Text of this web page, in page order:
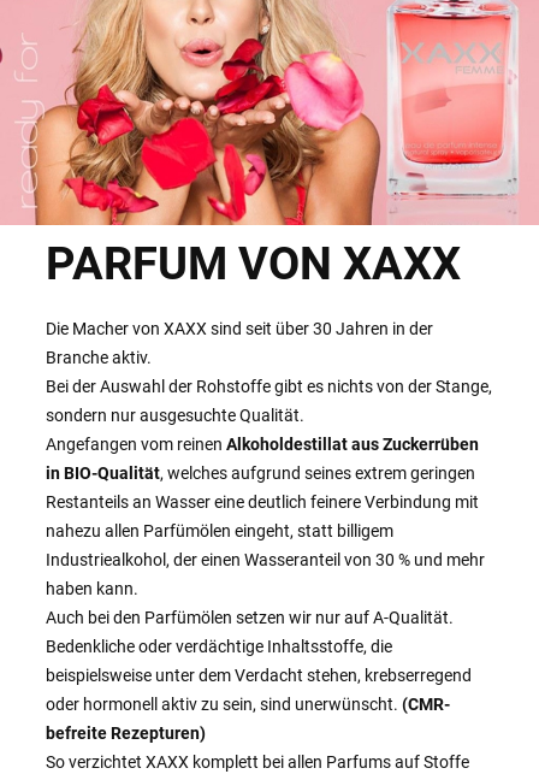
PARFUM VON XAXX
Die Macher von XAXX sind seit über 30 Jahren in der
Branche aktiv.
Bei der Auswahl der Rohstoffe gibt es nichts von der Stange,
sondern nur ausgesuchte Qualität.
Angefangen vom reinenAlkoholdestillat aus Zuckerrüben
in BIO-Qualität, welches aufgrund seines extrem geringen
Restanteils an Wasser eine deutlich feinere Verbindung mit
nahezu allen Parfümölen eingeht, statt billigem
Industriealkohol, der einen Wasseranteil von 30 % und mehr
haben kann.
Auch bei den Parfümölen setzen wir nur auf A-Qualität.
Bedenkliche oder verdächtige Inhaltsstoffe, die
beispielsweise unter dem Verdacht stehen, krebserregend
oder hormonell aktiv zu sein, sind unerwünscht.(CMR-
befreite Rezepturen)
So verzichtet XAXX komplett bei allen Parfums auf Stoffe